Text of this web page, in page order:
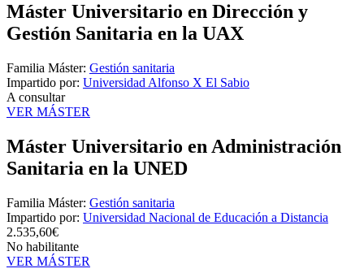
Máster Universitario en Dirección y
Gestión Sanitaria en la UAX
Familia Máster: Gestión sanitaria
Impartido por: Universidad Alfonso X El Sabio
A consultar
VER MÁSTER
Máster Universitario en Administración
Sanitaria en la UNED
Familia Máster: Gestión sanitaria
Impartido por: Universidad Nacional de Educación a Distancia
2.535,60€
No habilitante
VER MÁSTER